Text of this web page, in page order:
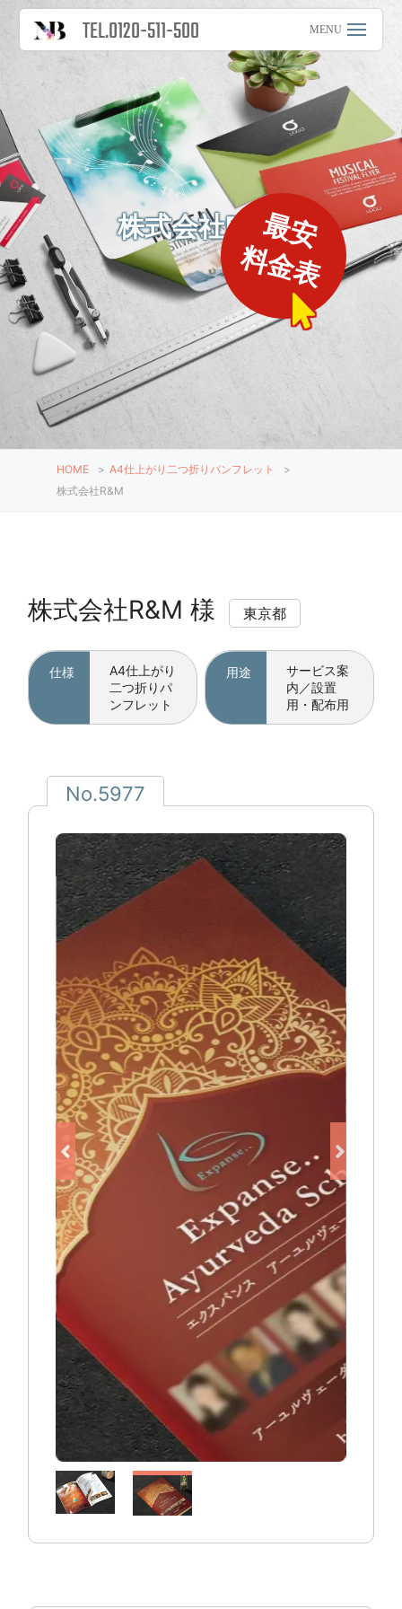
TEL.0120-511-500
株式会社R&M最安
料金表
HOME > A4仕上がり二つ折りパンフレット
>
株式会社R&M
株式会社R&M 様 東京都
仕様
A4仕上がり
二つ折りパ
ンフレット
用途
サービス案
内／設置
用・配布用
No.5977